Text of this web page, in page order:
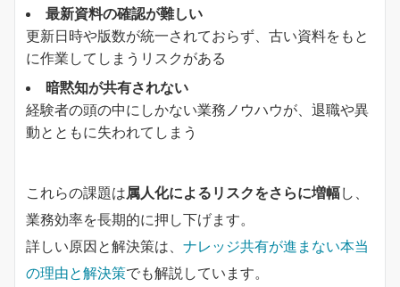
最新資料の確認が難しい
更新日時や版数が統一されておらず、古い資料をもと
に作業してしまうリスクがある
暗黙知が共有されない
経験者の頭の中にしかない業務ノウハウが、退職や異
動とともに失われてしまう
これらの課題は属人化によるリスクをさらに増幅し、
業務効率を長期的に押し下げます。
詳しい原因と解決策は、 ナレッジ共有が進まない本当
の理由と解決策でも解説しています。